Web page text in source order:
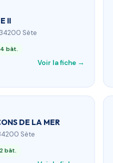
II
Sète
bât.
Voir la fiche →
DE LA MER
Sète
bât.